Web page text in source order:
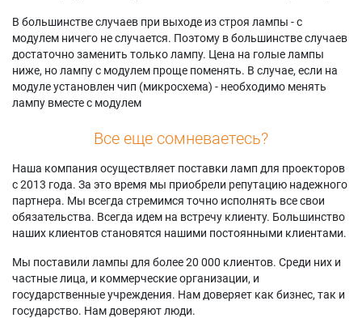
В большинстве случаев при выходе из строя лампы - с
модулем ничего не случается. Поэтому в большинстве случаев
достаточно заменить только лампу. Цена на голые лампы
ниже, но лампу с модулем проще поменять. В случае, если на
модуле установлен чип (микросхема) - необходимо менять
лампу вместе с модулем
Все еще сомневаетесь?
Наша компания осуществляет поставки ламп для проекторов
с 2013 года. За это время мы приобрели репутацию надежного
партнера. Мы всегда стремимся точно исполнять все свои
обязательства. Всегда идем на встречу клиенту. Большинство
наших клиентов становятся нашими постоянными клиентами.
Мы поставили лампы для более 20 000 клиентов. Среди них и
частные лица, и коммерческие организации, и
государственные учреждения. Нам доверяет как бизнес, так и
государство. Нам доверяют люди.